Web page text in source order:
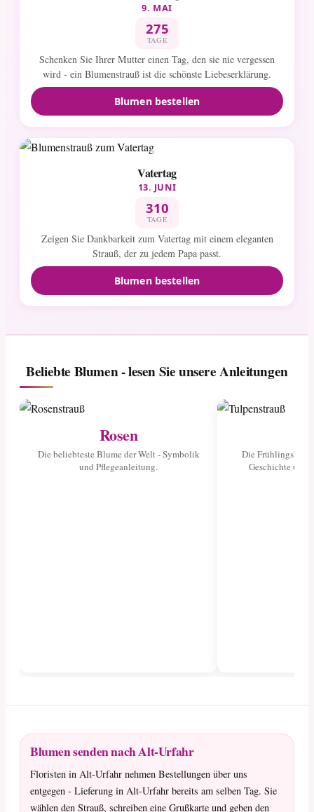
9. MAI
275
TAGE
Schenken Sie Ihrer Mutter einen Tag, den sie nie vergessen
wird - ein Blumenstrauß ist die schönste Liebeserklärung.
Blumen bestellen
Vatertag
13. JUNI
310
TAGE
Zeigen Sie Dankbarkeit zum Vatertag mit einem eleganten
Strauß, der zu jedem Papa passt.
Blumen bestellen
Beliebte Blumen - lesen Sie unsere Anleitungen
Rosen
Die beliebteste Blume der Welt - Symbolik
und Pflegeanleitung.
Die
Geschichte und
Blumen senden nach Alt-Urfahr
Floristen in Alt-Urfahr nehmen Bestellungen über uns
entgegen - Lieferung in Alt-Urfahr bereits am selben Tag. Sie
wählen den Strauß, schreiben eine Grußkarte und geben den